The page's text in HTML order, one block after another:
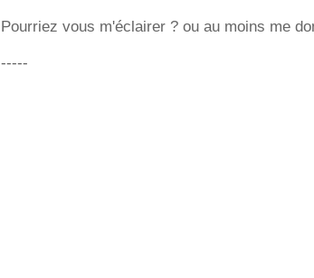
Pourriez vous m'éclairer ? ou au moins me
-----